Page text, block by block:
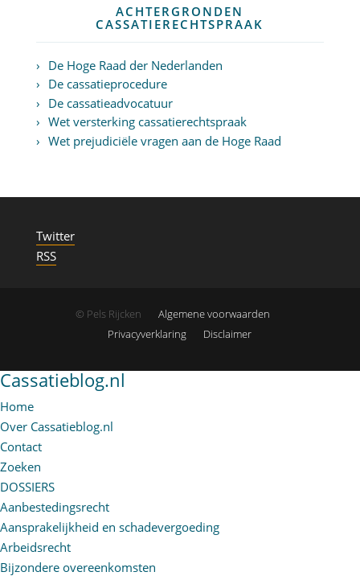
ACHTERGRONDEN
CASSATIERECHTSPRAAK
De Hoge Raad der Nederlanden
De cassatieprocedure
De cassatieadvocatuur
Wet versterking cassatierechtspraak
Wet prejudiciële vragen aan de Hoge Raad
Twitter
RSS
© Pels Rijcken
Algemene voorwaarden
Privacyverklaring
Disclaimer
Cassatieblog.nl
Home
Over Cassatieblog.nl
Contact
Zoeken
DOSSIERS
Aanbestedingsrecht
Aansprakelijkheid en schadevergoeding
Arbeidsrecht
Bijzondere overeenkomsten